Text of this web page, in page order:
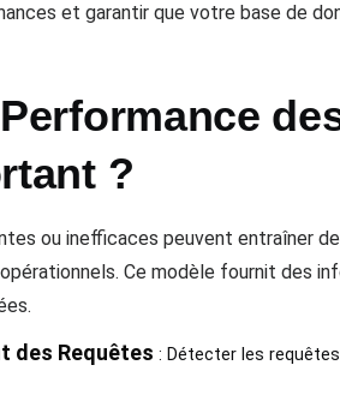
et garantir que votre base de
?
ou inefficaces peuvent entraîner
Ce modèle fournit des
des Requêtes : Détecter les